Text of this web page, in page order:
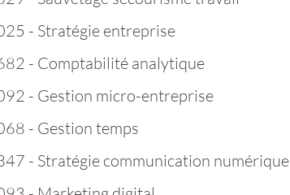
- Stratégie entreprise
- Comptabilité analytique
- Gestion micro-entreprise
- Gestion temps
- Stratégie communication numérique